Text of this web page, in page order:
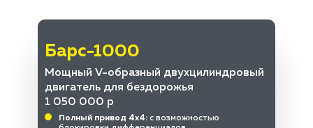
Барс-1000
Мощный V-образный двухцилиндровый
двигатель для бездорожья
1 050 000 р
Полный привод 4x4: с возможностью